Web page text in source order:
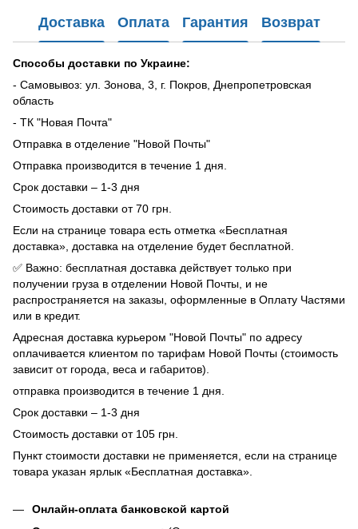
Доставка Оплата Гарантия Возврат
Способы доставки по Украине:
- Самовывоз: ул. Зонова, 3, г. Покров, Днепропетровская
область
- ТК "Новая Почта"
Отправка в отделение "Новой Почты"
Отправка производится в течение 1 дня.
Срок доставки – 1-3 дня
Стоимость доставки от 70 грн.
Если на странице товара есть отметка «Бесплатная
доставка», доставка на отделение будет бесплатной.
✅ Важно: бесплатная доставка действует только при
получении груза в отделении Новой Почты, и не
распространяется на заказы, оформленные в Оплату Частями
или в кредит.
Адресная доставка курьером "Новой Почты" по адресу
оплачивается клиентом по тарифам Новой Почты (стоимость
зависит от города, веса и габаритов).
отправка производится в течение 1 дня.
Срок доставки – 1-3 дня
Стоимость доставки от 105 грн.
Пункт стоимости доставки не применяется, если на странице
товара указан ярлык «Бесплатная доставка».
Онлайн-оплата банковской картой